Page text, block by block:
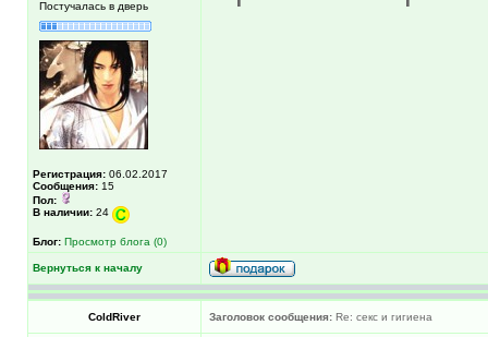
Постучалась в дверь
Регистрация: 06.02.2017
Сообщения: 15
Пол:
В наличии: 24
Блог: Просмотр блога (0)
Вернуться к началу
ColdRiver Заголовок сообщения: Re: секс и гигиена